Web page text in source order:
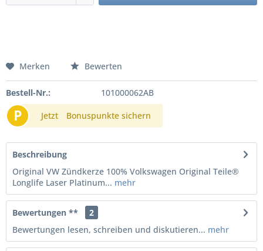
Merken Bewerten
Bestell-Nr.: 101000062AB
P Jetzt Bonuspunkte sichern
Beschreibung
Original VW Zündkerze 100% Volkswagen Original Teile®
Longlife Laser Platinum... mehr
Bewertungen **
2
Bewertungen lesen, schreiben und diskutieren... mehr